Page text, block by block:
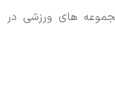
های ورزشی در